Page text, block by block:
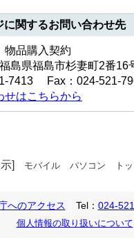
に関するお問い合わせ先
物品購入契約
島県福島市杉妻町2番
7413 Fax：024-521-
せはこちらから
] モバイル パソコン ト
へのアクセス Tel： 024-
個人情報の取り扱いについて